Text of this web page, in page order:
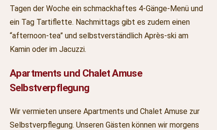
Tagen der Woche ein schmackhaftes 4-Gänge-Menü und
ein Tag Tartiflette. Nachmittags gibt es zudem einen
“afternoon-tea” und selbstverständlich Après-ski am
Kamin oder im Jacuzzi.
Apartments und Chalet Amuse
Selbstverpflegung
Wir vermieten unsere Apartments und Chalet Amuse zur
Selbstverpflegung. Unseren Gästen können wir morgens